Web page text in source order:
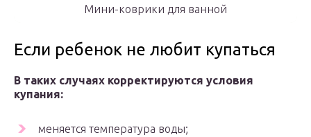
Мини-коврики для ванной
Если ребенок не любит купаться
В таких случаях корректируются условия
купания:
меняется температура воды;